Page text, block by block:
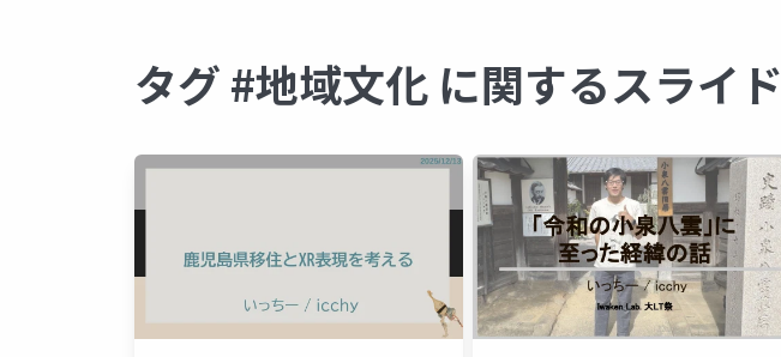
タグ #地域文化 に関するスライド